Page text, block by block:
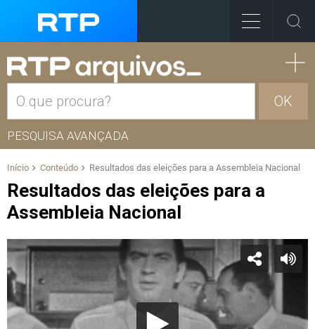
OK
PESQUISA AVANÇADA
Início Conteúdo Resultados das eleições para a Assembleia Nacional
Resultados das eleições para a
Assembleia Nacional